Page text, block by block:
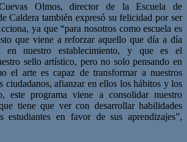
Olmos, director de la Escuela de
Caldera también expresó su felicidad por ser
ya que “para nosotros como escuela es
que viene a reforzar aquello que día a día
en nuestro establecimiento, y que es el
sello artístico, pero no solo pensando en
el arte es capaz de transformar a nuestros
ciudadanos, afianzar en ellos los hábitos y los
este programa viene a consolidar nuestro
tiene que ver con desarrollar habilidades
estudiantes en favor de sus aprendizajes”,